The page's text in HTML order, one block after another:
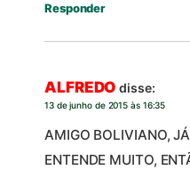
Responder
ALFREDO disse:
13 de junho de 2015 às 16:35
AMIGO BOLIVIANO,
ENTENDE MUITO,